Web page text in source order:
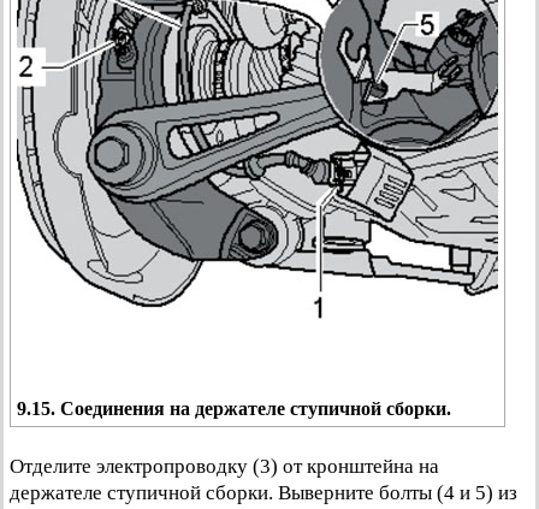
9.15. Соединения на держателе ступичной сборки.
Отделите электропроводку (3) от кронштейна на
держателе ступичной сборки. Выверните болты (4 и 5) из